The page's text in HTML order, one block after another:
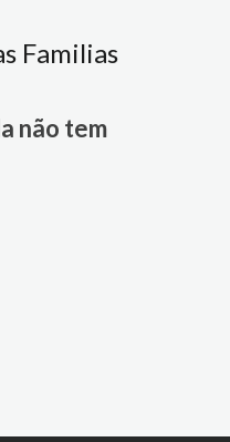
Familias
não tem